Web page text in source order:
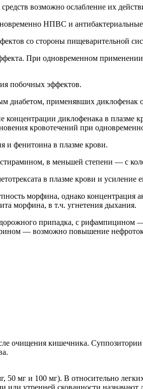
возможно ослабление их
НПВС и антибактериальные
со стороны пищеварительной
При одновременном
побочных эффектов.
диабетом, применявших диклофенак
диклофенака в плазме
кровотечений при
и фенитоина в плазме крови.
в меньшей степени — с
в плазме крови и усиление
морфина, однако концентрация
морфина, в т.ч. угнетения дыхания.
припадка, с
— возможно повышение
кишечника. Суппозитории
мг и 100 мг). В относительно
или утренней скованности